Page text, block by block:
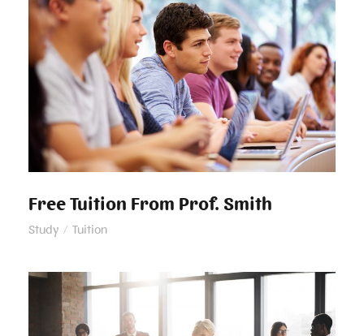
Free Tuition From Prof. Smith
Free Tuition From Prof. Smith
Study / Tuition